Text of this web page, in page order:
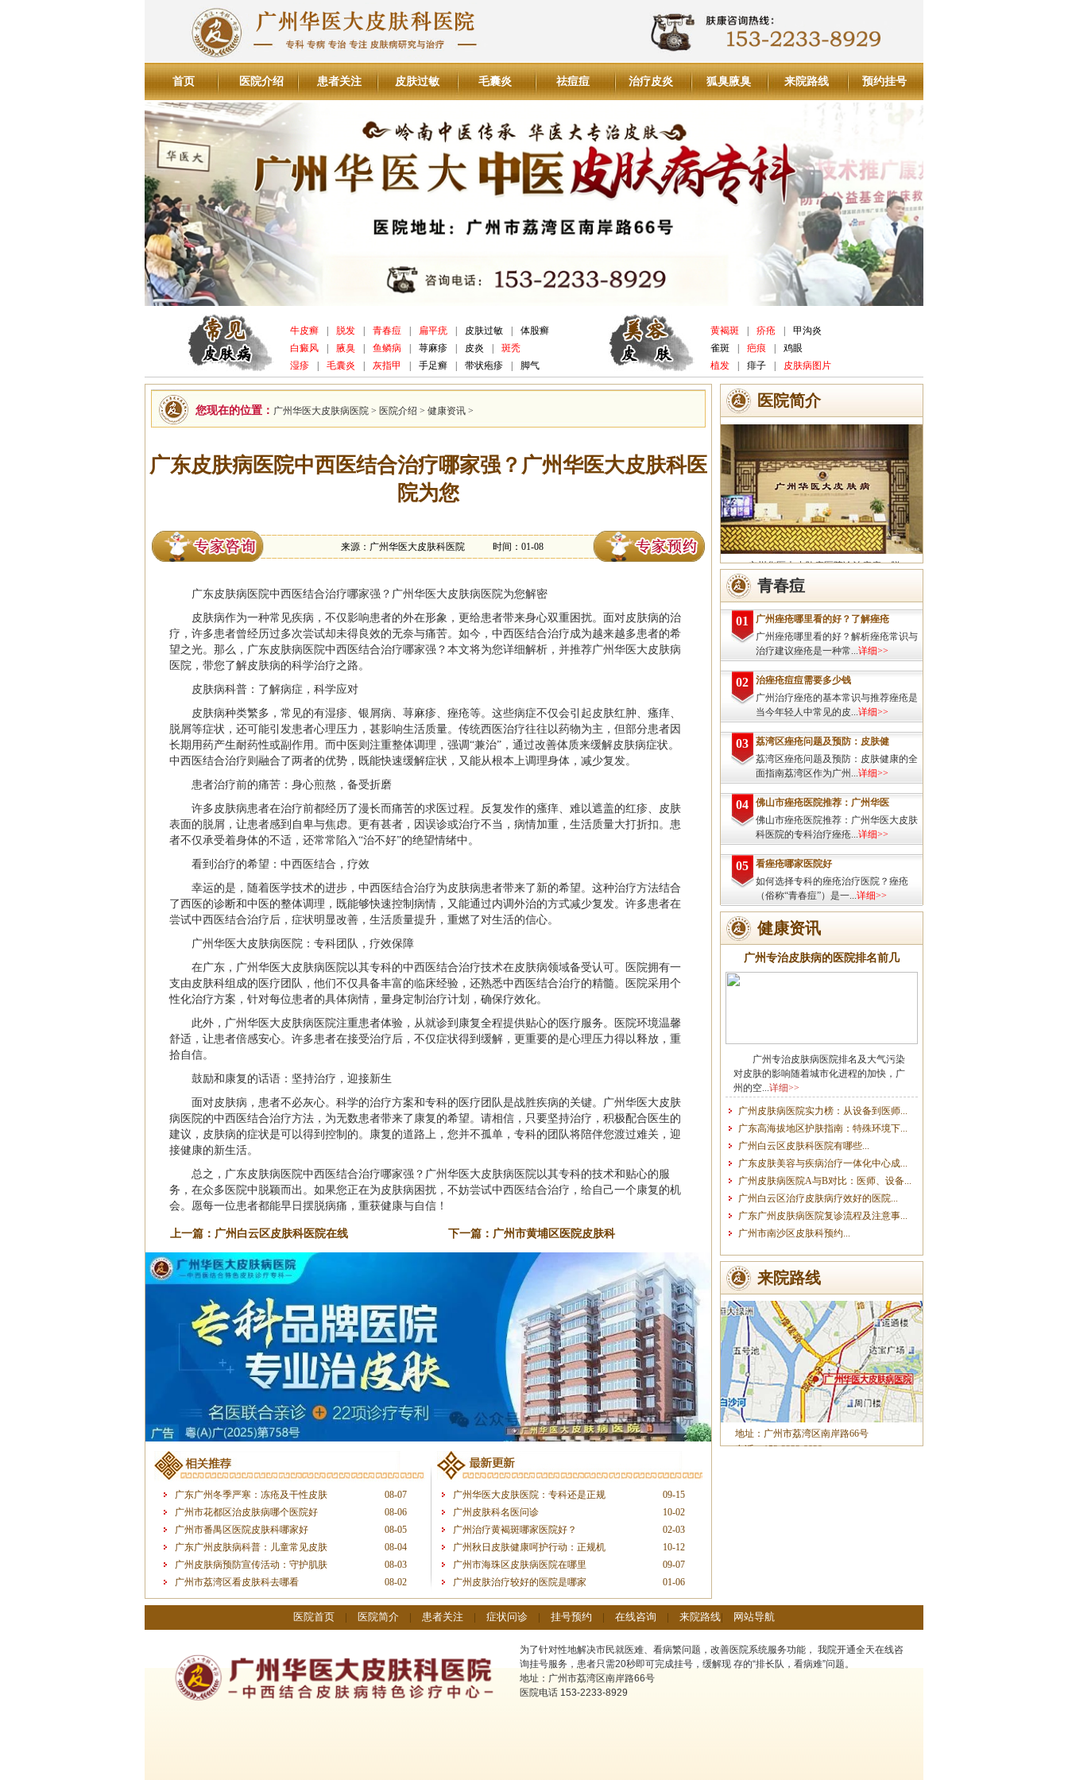
首页 医院介绍 患者关注 皮肤过敏 毛囊炎 祛痘痘 治疗皮炎 狐臭腋臭 来院路线 预约挂号
牛皮癣 脱发 青春痘 扁平疣 皮肤过敏
体股癣
白癜风
腋臭 鱼鳞病 荨麻疹 皮炎
斑秃
湿疹
毛囊炎 灰指甲 手足癣 带状疱疹 脚气
黄褐斑 疥疮
甲沟炎
雀斑
疤痕
鸡眼
植发
痱子 皮肤病图片
您现在的位置： 广州华医大皮肤病医院 > 医院介绍 > 健康资讯 >
广东皮肤病医院中西医结合治疗哪家强？广州华医大皮肤科医
院为您
来源：广州华医大皮肤科医院 时间：01-08
广东皮肤病医院中西医结合治疗哪家强？广州华医大皮肤病医院为您解密
皮肤病作为一种常见疾病，不仅影响患者的外在形象，更给患者带来身心双重困扰。面对皮肤病的治
疗，许多患者曾经历过多次尝试却未得良效的无奈与痛苦。如今，中西医结合治疗成为越来越多患者的希
望之光。那么，广东皮肤病医院中西医结合治疗哪家强？本文将为您详细解析，并推荐广州华医大皮肤病
医院，带您了解皮肤病的科学治疗之路。
皮肤病科普：了解病症，科学应对
皮肤病种类繁多，常见的有湿疹、银屑病、荨麻疹、痤疮等。这些病症不仅会引起皮肤红肿、瘙痒、
脱屑等症状，还可能引发患者心理压力，甚影响生活质量。传统西医治疗往往以药物为主，但部分患者因
长期用药产生耐药性或副作用。而中医则注重整体调理，强调“兼治”，通过改善体质来缓解皮肤病症状。
中西医结合治疗则融合了两者的优势，既能快速缓解症状，又能从根本上调理身体，减少复发。
患者治疗前的痛苦：身心煎熬，备受折磨
许多皮肤病患者在治疗前都经历了漫长而痛苦的求医过程。反复发作的瘙痒、难以遮盖的红疹、皮肤
表面的脱屑，让患者感到自卑与焦虑。更有甚者，因误诊或治疗不当，病情加重，生活质量大打折扣。患
者不仅承受着身体的不适，还常常陷入“治不好”的绝望情绪中。
看到治疗的希望：中西医结合，疗效
幸运的是，随着医学技术的进步，中西医结合治疗为皮肤病患者带来了新的希望。这种治疗方法结合
了西医的诊断和中医的整体调理，既能够快速控制病情，又能通过内调外治的方式减少复发。许多患者在
尝试中西医结合治疗后，症状明显改善，生活质量提升，重燃了对生活的信心。
广州华医大皮肤病医院：专科团队，疗效保障
在广东，广州华医大皮肤病医院以其专科的中西医结合治疗技术在皮肤病领域备受认可。医院拥有一
支由皮肤科组成的医疗团队，他们不仅具备丰富的临床经验，还熟悉中西医结合治疗的精髓。医院采用个
性化治疗方案，针对每位患者的具体病情，量身定制治疗计划，确保疗效化。
此外，广州华医大皮肤病医院注重患者体验，从就诊到康复全程提供贴心的医疗服务。医院环境温馨
舒适，让患者倍感安心。许多患者在接受治疗后，不仅症状得到缓解，更重要的是心理压力得以释放，重
拾自信。
鼓励和康复的话语：坚持治疗，迎接新生
面对皮肤病，患者不必灰心。科学的治疗方案和专科的医疗团队是战胜疾病的关键。广州华医大皮肤
病医院的中西医结合治疗方法，为无数患者带来了康复的希望。请相信，只要坚持治疗，积极配合医生的
建议，皮肤病的症状是可以得到控制的。康复的道路上，您并不孤单，专科的团队将陪伴您渡过难关，迎
接健康的新生活。
总之，广东皮肤病医院中西医结合治疗哪家强？广州华医大皮肤病医院以其专科的技术和贴心的服
务，在众多医院中脱颖而出。如果您正在为皮肤病困扰，不妨尝试中西医结合治疗，给自己一个康复的机
会。愿每一位患者都能早日摆脱病痛，重获健康与自信！
下一篇： 广州市黄埔区医院皮肤科
上一篇： 广州白云区皮肤科医院在线
08-07
广东广州冬季严寒：冻疮及干性皮肤
08-06
广州市花都区治皮肤病哪个医院好
08-05
广州市番禺区医院皮肤科哪家好
08-04
广东广州皮肤病科普：儿童常见皮肤
08-03
广州皮肤病预防宣传活动：守护肌肤
08-02
广州市荔湾区看皮肤科去哪看
09-15
广州华医大皮肤医院：专科还是正规
10-02
广州皮肤科名医问诊
02-03
广州治疗黄褐斑哪家医院好？
10-12
广州秋日皮肤健康呵护行动：正规机
09-07
广州市海珠区皮肤病医院在哪里
01-06
广州皮肤治疗较好的医院是哪家
医院简介
广州华医大皮肤病医院诊治痤疮、脱
发、灰指甲、荨麻疹、湿疹、皮炎、斑秃、
皮肤过敏、扁平疣、带状疱疹、皮肤瘙痒、
皮肤过敏等皮肤疾病的治疗方面...详细>>
青春痘
01
广州痤疮哪里看的好？了解痤疮
广州痤疮哪里看的好？解析痤疮常识与
治疗建议痤疮是一种常...详细>>
02
治痤疮痘痘需要多少钱
广州治疗痤疮的基本常识与推荐痤疮是
当今年轻人中常见的皮...详细>>
03
荔湾区痤疮问题及预防：皮肤健
荔湾区痤疮问题及预防：皮肤健康的全
面指南荔湾区作为广州...详细>>
04
佛山市痤疮医院推荐：广州华医
佛山市痤疮医院推荐：广州华医大皮肤
科医院的专科治疗痤疮...详细>>
05
看痤疮哪家医院好
如何选择专科的痤疮治疗医院？痤疮
（俗称“青春痘”）是一...详细>>
健康资讯
广州专治皮肤病的医院排名前几
广州专治皮肤病医院排名及大气污染
对皮肤的影响随着城市化进程的加快，广
州的空...详细>>
广州皮肤病医院实力榜：从设备到医师...
广东高海拔地区护肤指南：特殊环境下...
广州白云区皮肤科医院有哪些...
广东皮肤美容与疾病治疗一体化中心成...
广州皮肤病医院A与B对比：医师、设备...
广州白云区治疗皮肤病疗效好的医院...
广东广州皮肤病医院复诊流程及注意事...
广州市南沙区皮肤科预约...
来院路线
地址：广州市荔湾区南岸路66号
电话：153-2233-8929
医院首页 | 医院简介 | 患者关注 | 症状问诊 | 挂号预约 | 在线咨询 | 来院路线| 网站导航
为了针对性地解决市民就医难、看病繁问题，改善医院系统服务功能， 我院开通全天在线咨
询挂号服务，患者只需20秒即可完成挂号，缓解现 存的“排长队，看病难”问题。
地址：广州市荔湾区南岸路66号
医院电话 153-2233-8929